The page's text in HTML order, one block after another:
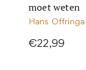
moet weten
Hans Offringa
€22,99